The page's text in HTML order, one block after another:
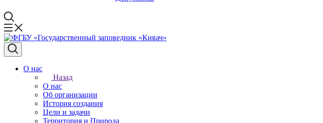
О нас
Назад
О нас
Об организации
История создания
Цели и задачи
Территория и Природа